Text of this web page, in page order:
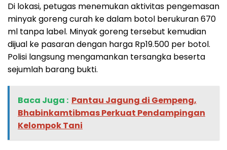
Di lokasi, petugas menemukan aktivitas pengemasan
minyak goreng curah ke dalam botol berukuran 670
ml tanpa label. Minyak goreng tersebut kemudian
dijual ke pasaran dengan harga Rp19.500 per botol.
Polisi langsung mengamankan tersangka beserta
sejumlah barang bukti.
Baca Juga : Pantau Jagung di Gempeng,
Bhabinkamtibmas Perkuat Pendampingan
Kelompok Tani